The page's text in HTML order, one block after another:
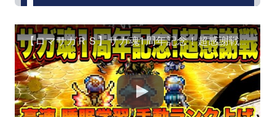
【ロマサガＲＳ】サガ魂1周年記念！超感謝戦 私の高速周回、睡眠学習、手動ランク上げ編成をご紹介！【ロマサガリユニバース】【ロマンシングサガリユニバース】